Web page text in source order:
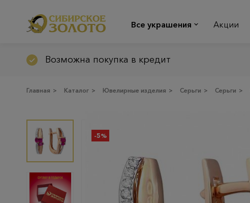
Все украшения Акции
Возможна покупка в кредит
Главная > Каталог > Ювелирные изделия > Серьги > Серьги >
-5%